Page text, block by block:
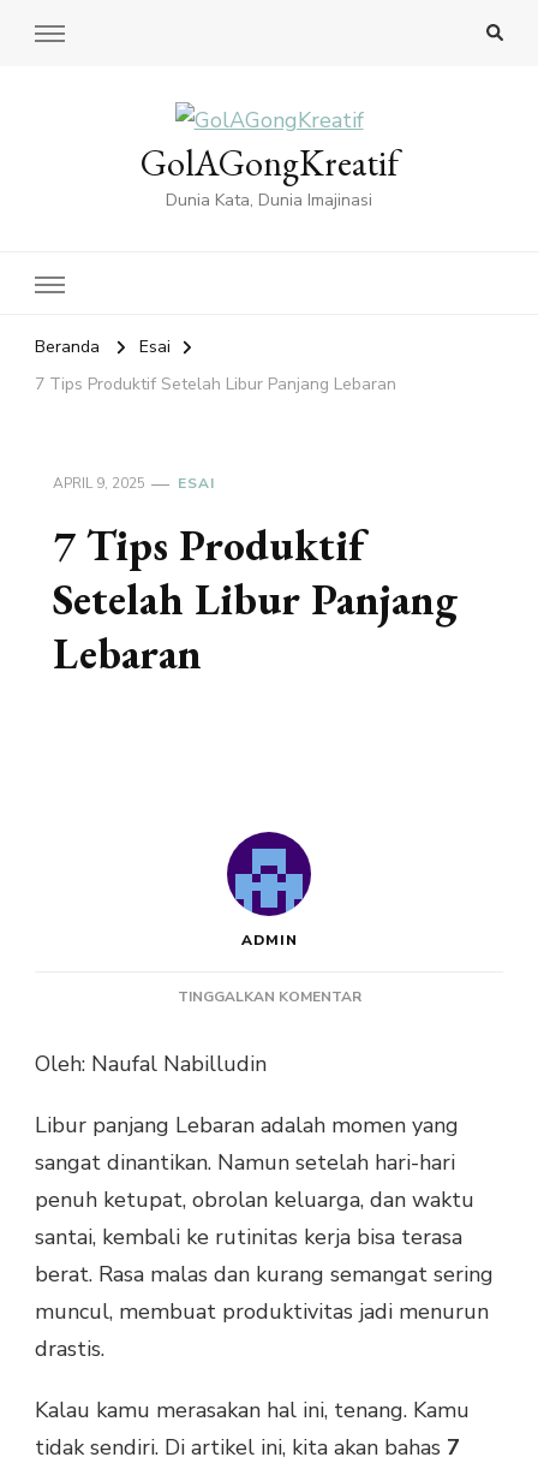
GolAGongKreatif
Dunia Kata, Dunia Imajinasi
Beranda
Esai
7 Tips Produktif Setelah Libur Panjang Lebaran
APRIL 9, 2025 ESAI
7 Tips Produktif
Setelah Libur Panjang
Lebaran
ADMIN
TINGGALKAN KOMENTARPADA
LIBUR
LEBARAN
Oleh: Naufal Nabilludin
Libur panjang Lebaran adalah momen yang
sangat dinantikan. Namun setelah hari-hari
penuh ketupat, obrolan keluarga, dan waktu
santai, kembali ke rutinitas kerja bisa terasa
berat. Rasa malas dan kurang semangat sering
muncul, membuat produktivitas jadi menurun
drastis.
Kalau kamu merasakan hal ini, tenang. Kamu
tidak sendiri. Di artikel ini, kita akan bahas 7